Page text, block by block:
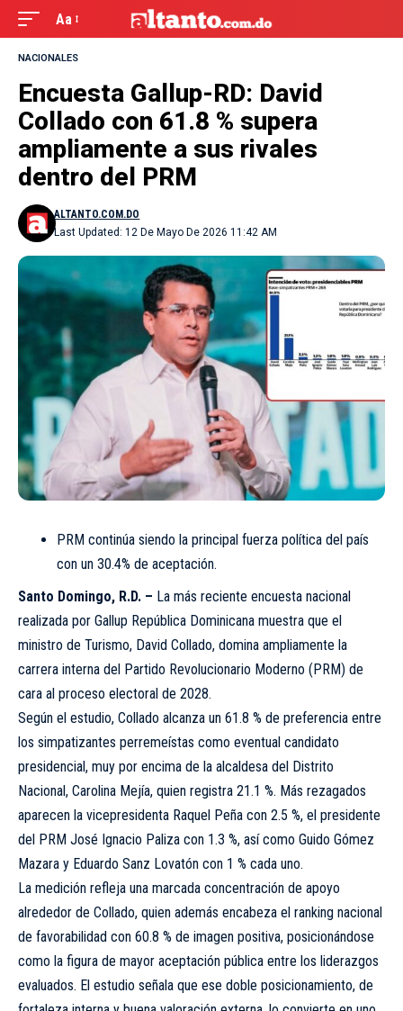
Aa
NACIONALES
Encuesta Gallup-RD: David
Collado con 61.8 % supera
ampliamente a sus rivales
dentro del PRM
Last Updated: 12 De Mayo De 2026 11:42 AM
ALTANTO.COM.DO
PRM continúa siendo la principal fuerza política del país
con un 30.4% de aceptación.
Santo Domingo, R.D. – La más reciente encuesta nacional
realizada por Gallup República Dominicana muestra que el
ministro de Turismo, David Collado, domina ampliamente la
carrera interna del Partido Revolucionario Moderno (PRM) de
cara al proceso electoral de 2028.
Según el estudio, Collado alcanza un 61.8 % de preferencia entre
los simpatizantes perremeístas como eventual candidato
presidencial, muy por encima de la alcaldesa del Distrito
Nacional, Carolina Mejía, quien registra 21.1 %. Más rezagados
aparecen la vicepresidenta Raquel Peña con 2.5 %, el presidente
del PRM José Ignacio Paliza con 1.3 %, así como Guido Gómez
Mazara y Eduardo Sanz Lovatón con 1 % cada uno.
La medición refleja una marcada concentración de apoyo
alrededor de Collado, quien además encabeza el ranking nacional
de favorabilidad con 60.8 % de imagen positiva, posicionándose
como la figura de mayor aceptación pública entre los liderazgos
evaluados. El estudio señala que ese doble posicionamiento, de